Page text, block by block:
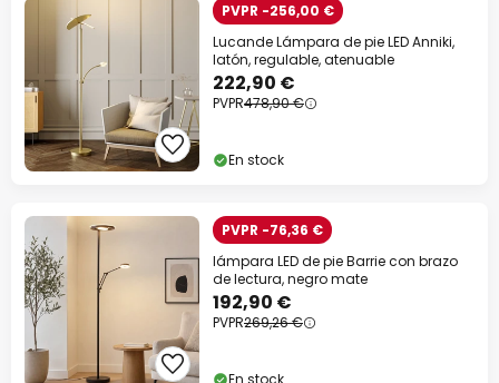
PVPR -256,00 €
Lucande Lámpara de pie LED Anniki,
latón, regulable, atenuable
222,90 €
PVPR478,90 €
En stock
PVPR -76,36 €
lámpara LED de pie Barrie con brazo
de lectura, negro mate
192,90 €
PVPR269,26 €